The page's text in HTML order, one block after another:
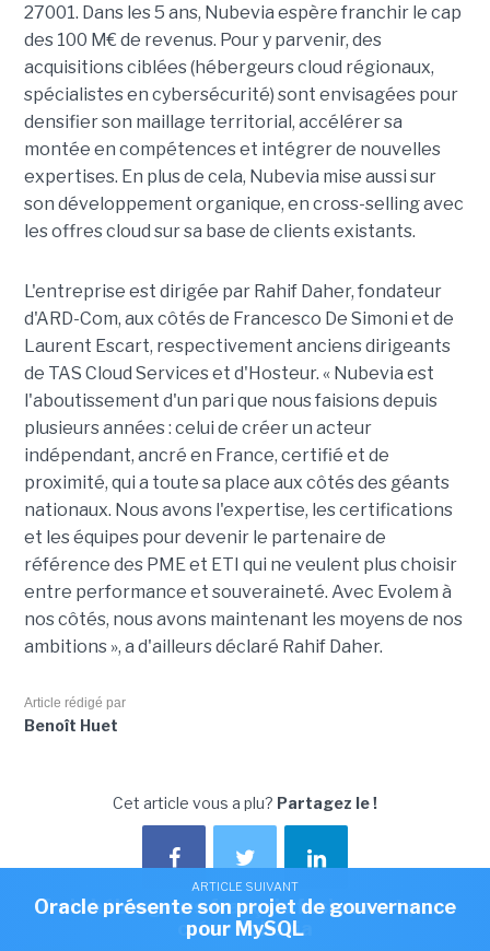
ARTICLE SUIVANT
Trois hébergeurs français fusionnent pour
créer Nubevia
27001. Dans les 5 ans, Nubevia espère franchir le cap
des 100 M€ de revenus. Pour y parvenir, des
acquisitions ciblées (hébergeurs cloud régionaux,
spécialistes en cybersécurité) sont envisagées pour
densifier son maillage territorial, accélérer sa
montée en compétences et intégrer de nouvelles
expertises. En plus de cela, Nubevia mise aussi sur
son développement organique, en cross-selling avec
les offres cloud sur sa base de clients existants.
L'entreprise est dirigée par Rahif Daher, fondateur
d'ARD-Com, aux côtés de Francesco De Simoni et de
Laurent Escart, respectivement anciens dirigeants
de TAS Cloud Services et d'Hosteur. « Nubevia est
l'aboutissement d'un pari que nous faisions depuis
plusieurs années : celui de créer un acteur
indépendant, ancré en France, certifié et de
proximité, qui a toute sa place aux côtés des géants
nationaux. Nous avons l'expertise, les certifications
et les équipes pour devenir le partenaire de
référence des PME et ETI qui ne veulent plus choisir
entre performance et souveraineté. Avec Evolem à
nos côtés, nous avons maintenant les moyens de nos
ambitions », a d'ailleurs déclaré Rahif Daher.
Article rédigé par
Benoît Huet
Cet article vous a plu? Partagez le !
ARTICLE SUIVANT
Oracle présente son projet de gouvernance
pour MySQL